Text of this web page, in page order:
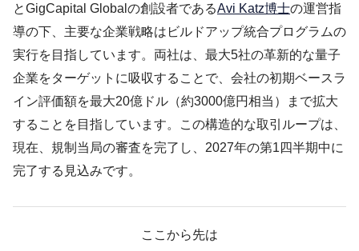
とGigCapital Globalの創設者であるAvi Katz博士の運営指
導の下、主要な企業戦略はビルドアップ統合プログラムの
実行を目指しています。両社は、最大5社の革新的な量子
企業をターゲットに吸収することで、会社の初期ベースラ
イン評価額を最大20億ドル（約3000億円相当）まで拡大
することを目指しています。この構造的な取引ループは、
現在、規制当局の審査を完了し、2027年の第1四半期中に
完了する見込みです。
ここから先は